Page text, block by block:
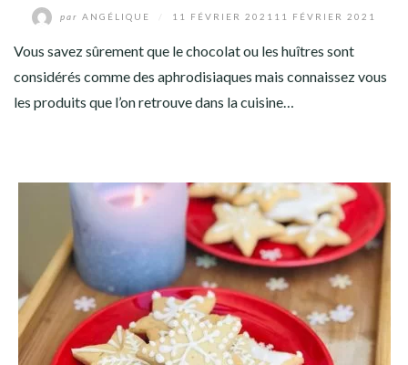
par ANGÉLIQUE 11 FÉVRIER 2021 11 FÉVRIER 2021
Vous savez sûrement que le chocolat ou les huîtres sont
considérés comme des aphrodisiaques mais connaissez vous
les produits que l’on retrouve dans la cuisine…